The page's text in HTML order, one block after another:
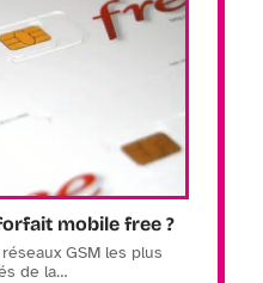
mobile free ?
GSM les plus
de la…